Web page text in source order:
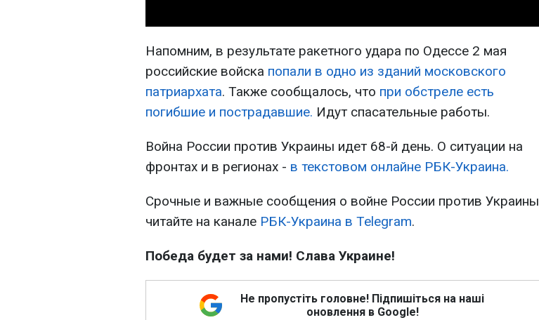
Напомним, в результате ракетного удара по Одессе 2 мая
российские войска попали в одно из зданий московского
патриархата. Также сообщалось, что при обстреле есть
погибшие и пострадавшие. Идут спасательные работы.
Война России против Украины идет 68-й день. О ситуации на
фронтах и в регионах - в текстовом онлайне РБК-Украина.
Срочные и важные сообщения о войне России против Украины
читайте на канале РБК-Украина в Telegram.
Победа будет за нами! Слава Украине!
Не пропустіть головне! Підпишіться на наші
оновлення в Google!